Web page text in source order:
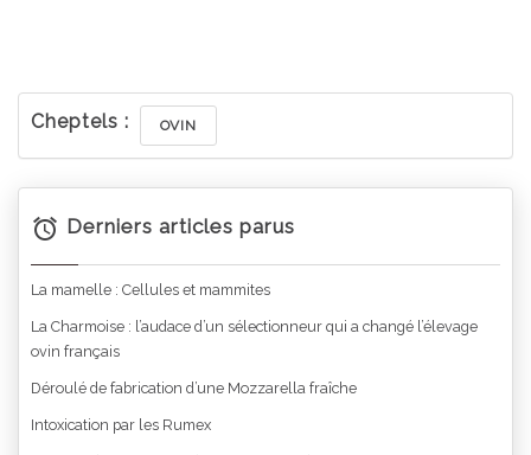
Cheptels : OVIN
Derniers articles parus
La mamelle : Cellules et mammites
La Charmoise : l’audace d’un sélectionneur qui a changé l’élevage
ovin français
Déroulé de fabrication d’une Mozzarella fraîche
Intoxication par les Rumex